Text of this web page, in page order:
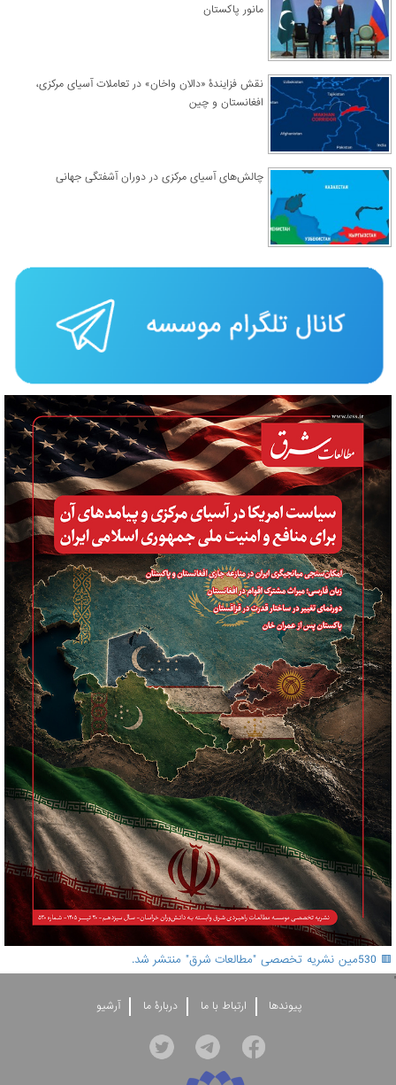
مانور پاکستان
نقش فزایندۀ «دالان واخان» در تعاملات آسیای مرکزی،
افغانستان و چین
چالش‌های آسیای مرکزی در دوران آشفتگی جهانی
🟥 530مین نشریه تخصصی "مطالعات شرق" منتشر شد.
'
پيوندها ارتباط با ما دربارۀ ما آرشيو